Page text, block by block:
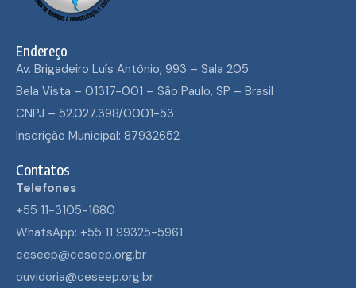
Endereço
Av. Brigadeiro Luís Antônio, 993 – Sala 205
Bela Vista – 01317-001 – São Paulo, SP – Brasil
CNPJ – 52.027.398/0001-53
Inscrição Municipal: 87932652
Contatos
Telefones
+55 11-3105-1680
WhatsApp: +55 11 99325-5961
ceseep@ceseep.org.br
ouvidoria@ceseep.org.br